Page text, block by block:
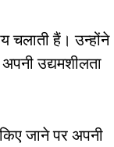
चलाती हैं। उन्होंने
उद्यमशीलता
जाने पर अपनी